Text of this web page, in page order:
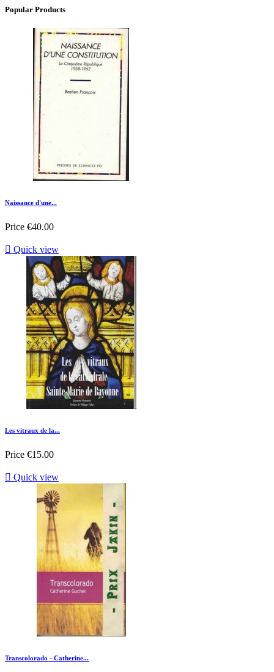
Popular Products
Naissance d'une...
Price €40.00
 Quick view
Les vitraux de la...
Price €15.00
 Quick view
Transcolorado - Catherine...